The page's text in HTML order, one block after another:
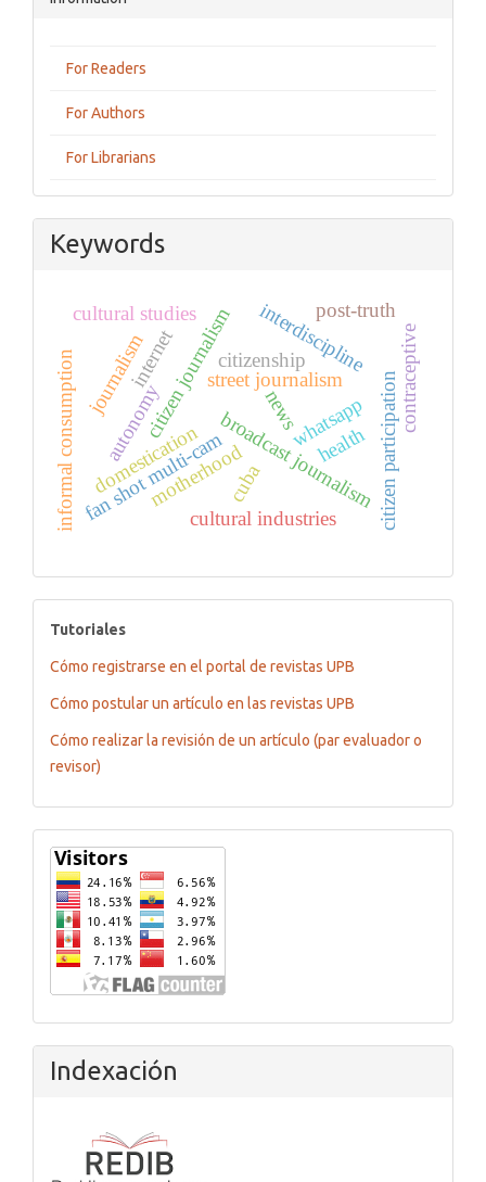
For Readers
For Authors
For Librarians
Keywords
broadcast journalism
newswhatsapp
citizen journalismstreet journalism
fan shot multi-cam
interdiscipline
internet
domestication
citizenship
cuba
cultural industries
informal consumption
cultural studies
citizen participation
autonomy health
motherhood
journalism contraceptive
post-truth
tutoriales
Tutoriales
Cómo registrarse en el portal de revistas UPB
Cómo postular un artículo en las revistas UPB
Cómo realizar la revisión de un artículo (par evaluador o
revisor)
Flagcounter
Indexación